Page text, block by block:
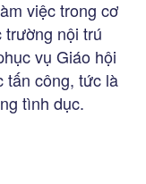
việc trong cơ
trường nội trú
vụ Giáo hội
tấn công, tức là
tình dục.